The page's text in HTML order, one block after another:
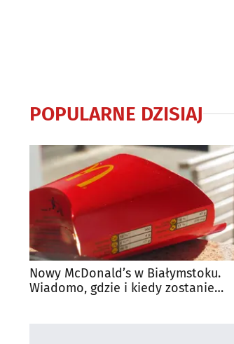
POPULARNE DZISIAJ
Nowy McDonald’s w Białymstoku.
Wiadomo, gdzie i kiedy zostanie